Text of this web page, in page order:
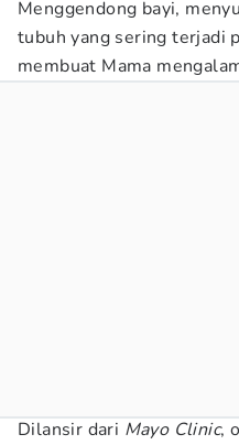
Menggendong bayi,
tubuh yang sering terjadi
membuat Mama
Dilansir dari Mayo Clinic,